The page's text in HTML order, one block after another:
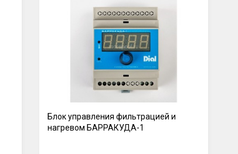
Блок управления фильтрацией и
нагревом БАРРАКУДА-1